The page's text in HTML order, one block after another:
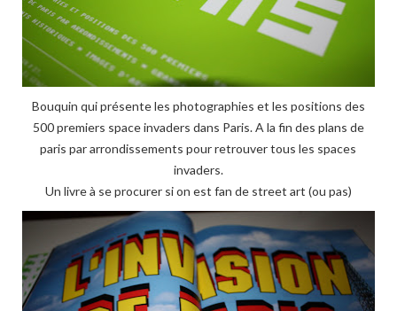
Bouquin qui présente les photographies et les positions des
500 premiers space invaders dans Paris. A la fin des plans de
paris par arrondissements pour retrouver tous les spaces
invaders.
Un livre à se procurer si on est fan de street art (ou pas)